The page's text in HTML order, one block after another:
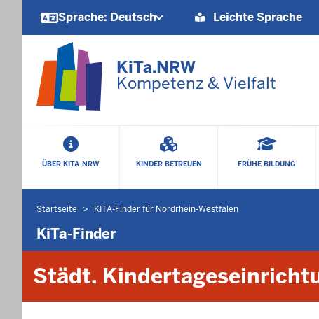
Sprache: Deutsch
Barrierearme
Sprachen
Leichte Sprache
KiTa.NRW
Kompetenz & Vielfalt
HAUPTMENÜ
ÜBER KITA-NRW KINDER BETREUEN FRÜHE BILDUNG
Sie
befinden
Startseite KITA-Finder für Nordrhein-Westfalen
KiTa-Finder
Städt.